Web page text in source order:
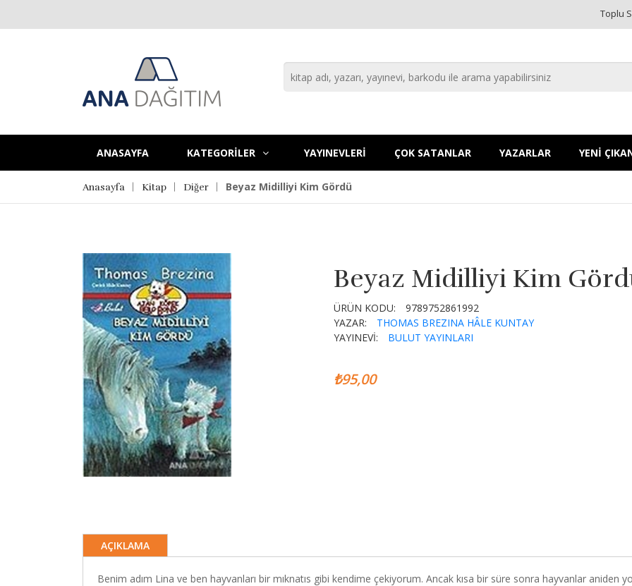
Toplu
ANASAYFA KATEGORİLER YAYINEVLERİ ÇOK SATANLAR YAZARLAR YENİ
Anasayfa Kitap Diğer Beyaz Midilliyi Kim Gördü
Beyaz Midilliyi Kim
ÜRÜN KODU:
9789752861992
YAZAR:
THOMAS BREZINA HÂLE KUNTAY
YAYINEVİ:
BULUT YAYINLARI
₺95,00
AÇIKLAMA
Benim adım Lina ve ben hayvanları bir mıknatıs gibi kendime çekiyorum. Ancak kısa bir süre sonra hayvanlar aniden